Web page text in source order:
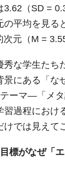
3.62（SD =
の平均を見
元（M =
秀な学生たち
景にある「な
ーマ―「メ
過程におけ
では見えて
標がなぜ「